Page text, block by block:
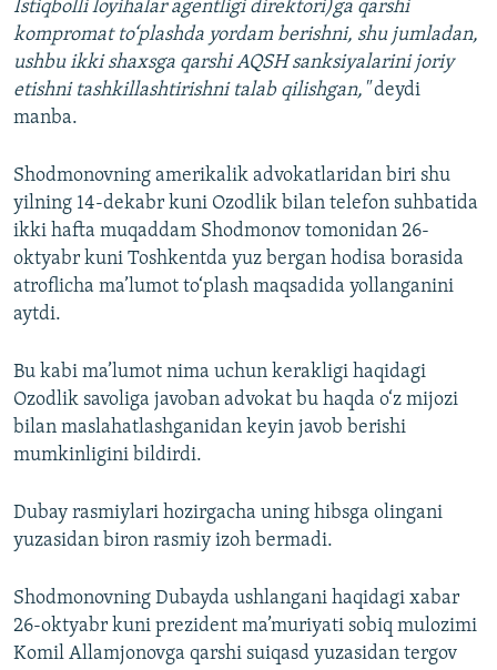
Istiqbolli loyihalar agentligi direktori)ga qarshi
kompromat to‘plashda yordam berishni, shu jumladan,
ushbu ikki shaxsga qarshi AQSH sanksiyalarini joriy
etishni tashkillashtirishni talab qilishgan,"deydi
manba.
Shodmonovning amerikalik advokatlaridan biri shu
yilning 14-dekabr kuni Ozodlik bilan telefon suhbatida
ikki hafta muqaddam Shodmonov tomonidan 26-
oktyabr kuni Toshkentda yuz bergan hodisa borasida
atroflicha ma’lumot to‘plash maqsadida yollanganini
aytdi.
Bu kabi ma’lumot nima uchun kerakligi haqidagi
Ozodlik savoliga javoban advokat bu haqda o‘z mijozi
bilan maslahatlashganidan keyin javob berishi
mumkinligini bildirdi.
Dubay rasmiylari hozirgacha uning hibsga olingani
yuzasidan biron rasmiy izoh bermadi.
Shodmonovning Dubayda ushlangani haqidagi xabar
26-oktyabr kuni prezident ma’muriyati sobiq mulozimi
Komil Allamjonovga qarshi suiqasd yuzasidan tergov